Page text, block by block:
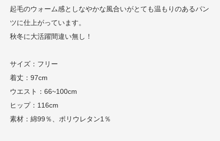
起毛のウォーム感としなやかな風合いがとても温もりのあるパン
ツに仕上がっています。
秋冬に大活躍間違い無し！
サイズ：フリー
着丈：97cm
ウエスト：66~100cm
ヒップ：116cm
素材：綿99％、ポリウレタン1％